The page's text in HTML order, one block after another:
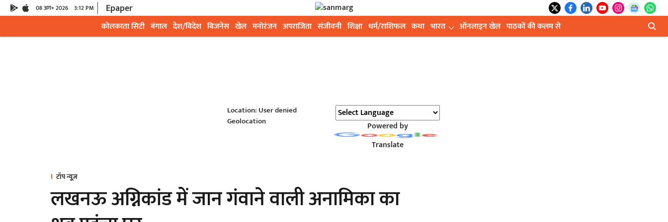
08 अग॰ 2026 3:12 PM Epaper
कोलकाता सिटी बंगाल देश/विदेश बिजनेस खेल मनोरंजन अपराजिता संजीवनी शिक्षा धर्म/राशिफल कथा भारत ऑनलाइन खेल पाठकों की कलम से
Location: User denied
Geolocation
Powered by
Translate
टॉप न्यूज़
लखनऊ अग्निकांड में जान गंवाने वाली अनामिका का